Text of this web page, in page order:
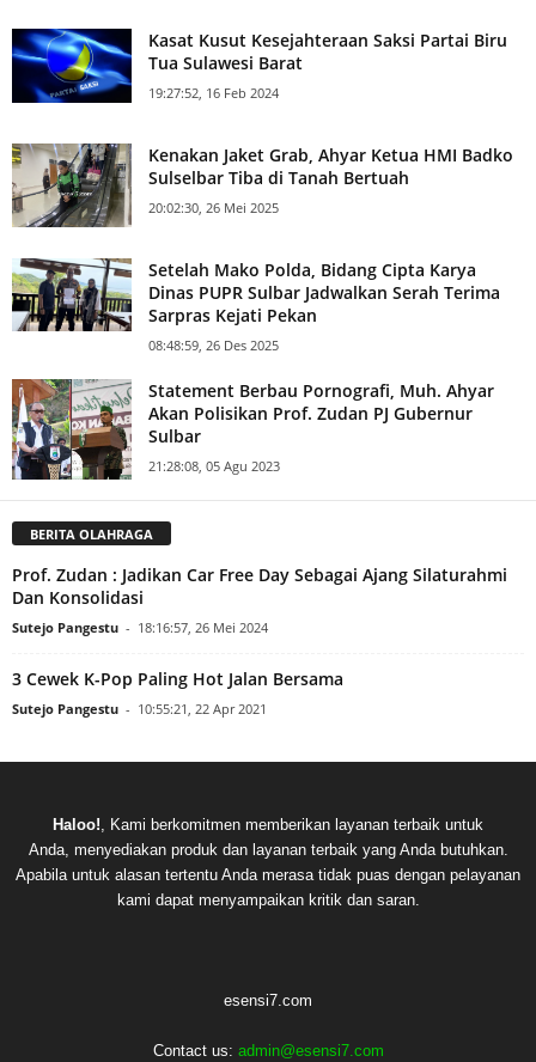
Kasat Kusut Kesejahteraan Saksi Partai Biru
Tua Sulawesi Barat
19:27:52, 16 Feb 2024
Kenakan Jaket Grab, Ahyar Ketua HMI Badko
Sulselbar Tiba di Tanah Bertuah
20:02:30, 26 Mei 2025
Setelah Mako Polda, Bidang Cipta Karya
Dinas PUPR Sulbar Jadwalkan Serah Terima
Sarpras Kejati Pekan
08:48:59, 26 Des 2025
Statement Berbau Pornografi, Muh. Ahyar
Akan Polisikan Prof. Zudan PJ Gubernur
Sulbar
21:28:08, 05 Agu 2023
BERITA OLAHRAGA
Prof. Zudan : Jadikan Car Free Day Sebagai Ajang Silaturahmi
Dan Konsolidasi
Sutejo Pangestu - 18:16:57, 26 Mei 2024
3 Cewek K-Pop Paling Hot Jalan Bersama
Sutejo Pangestu - 10:55:21, 22 Apr 2021
Haloo!, Kami berkomitmen memberikan layanan terbaik untuk
Anda, menyediakan produk dan layanan terbaik yang Anda butuhkan.
Apabila untuk alasan tertentu Anda merasa tidak puas dengan pelayanan
kami dapat menyampaikan kritik dan saran.
esensi7.com
Contact us: admin@esensi7.com